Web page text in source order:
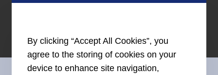
By clicking “Accept All Cookies”, you
agree to the storing of cookies on your
device to enhance site navigation,